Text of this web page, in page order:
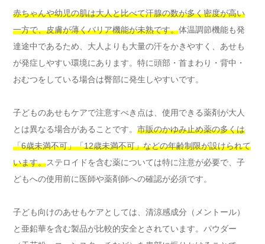
赤ちゃんや幼児の肌は大人と比べて汗腺の数が多く密度が高い
一方で、皮膚が薄くバリア機能が未熟です。体温調節機能も発
達途中であるため、大人よりも大量の汗をかきやすく、あせも
が発症しやすい環境にあります。特に頭部・首まわり・背中・
おむつをしている場合は臀部に発生しやすいです。
子どものあせもケアで注意すべき点は、使用できる薬剤が大人
とは異なる場合があることです。 市販のかゆみ止め薬の多くは
「6歳未満不可」「12歳未満不可」などの年齢制限が設けられて
います。ステロイドを含む薬については特に注意が必要で、子
どもへの使用前に医師や薬剤師への確認が必須です。
子ども向けのあせもケアとしては、清涼感成分（メントール）
と亜鉛華を含む製品が比較的安全とされています。パウダー